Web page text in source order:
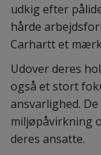
udkig efter
hårde
Carhartt et
Udover deres
også et stort
ansvarlighed.
miljøpåvirkning
deres ansatte.